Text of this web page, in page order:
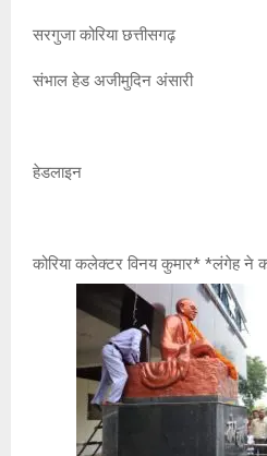
सरगुजा कोरिया छत्तीसगढ़
संभाल हेड अजीमुदिन अंसारी
हेडलाइन
कोरिया कलेक्टर विनय कुमार* *लंगेह ने